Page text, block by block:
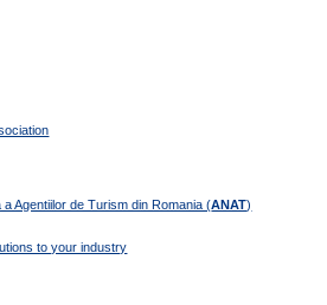
a Agentiilor de Turism din Romania (ANAT)
to your industry